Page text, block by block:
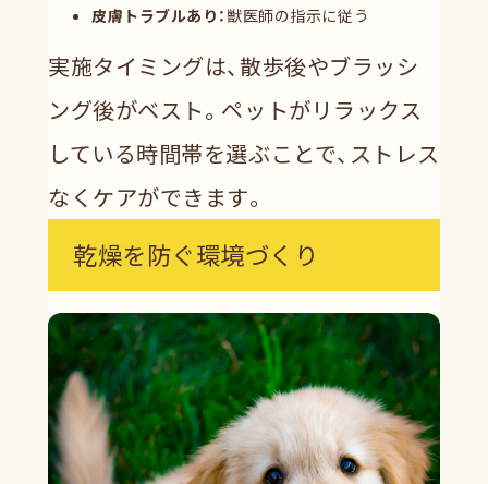
皮膚トラブルあり：獣医師の指示に従う
実施タイミングは、散歩後やブラッシ
ング後がベスト。ペットがリラックス
している時間帯を選ぶことで、ストレス
なくケアができます。
乾燥を防ぐ環境づくり